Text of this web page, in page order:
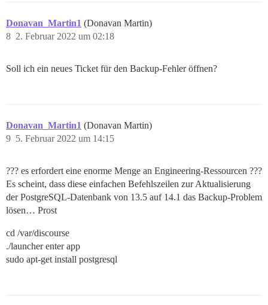
Donavan_Martin1 (Donavan Martin)
2. Februar 2022 um 02:18
8
Soll ich ein neues Ticket für den Backup-Fehler öffnen?
Donavan_Martin1 (Donavan Martin)
5. Februar 2022 um 14:15
9
??? es erfordert eine enorme Menge an Engineering-Ressourcen ???
Es scheint, dass diese einfachen Befehlszeilen zur Aktualisierung
der PostgreSQL-Datenbank von 13.5 auf 14.1 das Backup-Problem
lösen… Prost
cd /var/discourse
./launcher enter app
sudo apt-get install postgresql